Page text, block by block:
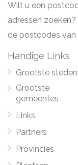
Wilt u een
adressen
de postcodes van
Handige Links
Grootste steden
Grootste
gemeentes
Links
Partners
Provincies